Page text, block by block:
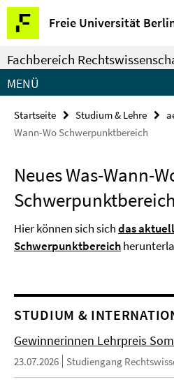
Springe
direkt
zu
Inhalt
Freie Universität
Service-
Navigation
Fachbereich
MENÜ
Startseite Studium & Lehre
Wann-Wo Schwerpunktbereich
Neues Was-Wann-
Schwerpunktbereich
Hier können sich sichdas
Schwerpunktbereich
STUDIUM &
Gewinnerinnen Lehrpreis
23.07.2026 Studiengang